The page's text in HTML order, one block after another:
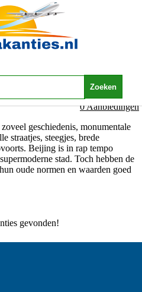
0 Aanbiedingen
geschiedenis, monumentale
straatjes, steegjes, brede
Beijing is in rap tempo
stad. Toch hebben de
oude normen en waarden goed
gevonden!